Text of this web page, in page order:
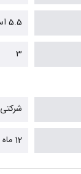
5.5 اسب
3
شرکتی
12 ماه